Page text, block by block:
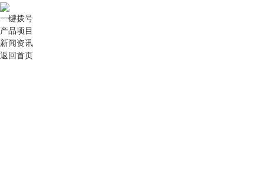
一键拨号
产品项目
新闻资讯
返回首页